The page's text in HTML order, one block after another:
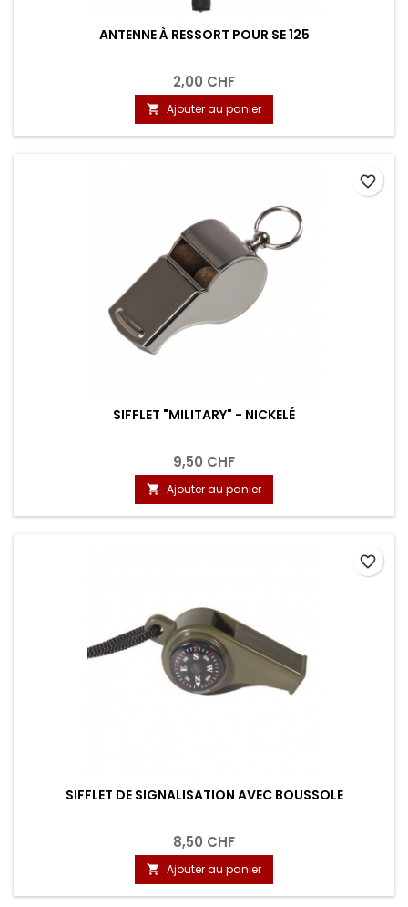
ANTENNE À RESSORT POUR SE 125
2,00 CHF
 Ajouter au panier
SIFFLET "MILITARY" - NICKELÉ
9,50 CHF
 Ajouter au panier
favorite_border
SIFFLET DE SIGNALISATION AVEC BOUSSOLE
8,50 CHF
 Ajouter au panier
favorite_border